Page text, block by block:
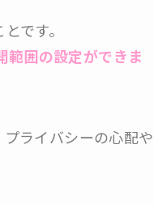
です。
囲の設定ができま
ライバシーの心配や